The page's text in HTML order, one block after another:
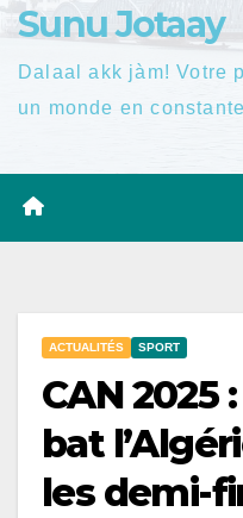
Sunu Jotaay
Dalaal akk jàm! Votre
un monde en
ACTUALITÉS SPORT
CAN 2025
bat
les demi-